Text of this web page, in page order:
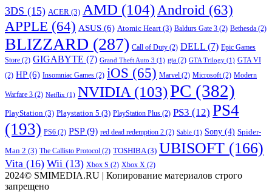
3DS (15) ACER (3) AMD (104) Android (63)
APPLE (64) ASUS (6) Atomic Heart (3) Baldurs Gate 3 (2) Bethesda (2)
BLIZZARD (287) Call of Duty (2) DELL (7) Epic Games
Store (2) GIGABYTE (7) Grand Theft Auto 3 (1) gta (2) GTA Trilogy (1) GTA VI
(2) HP(6) Insomniac Games (2) iOS (65) Marvel (2) Microsoft (2) Modern
Warfare 3 (2) Netflix (1) NVIDIA (103)PC (382)
PlayStation (3) Playstation 5 (3) PlayStation Plus (2) PS3 (12) PS4
(193) PS6 (2) PSP(9) red dead redemption 2 (2) Sable (1) Sony (4) Spider-
Man 2 (3) The Callisto Protocol (2) TOSHIBA (3) UBISOFT (166)
Vita (16) Wii (13) Xbox S (2) Xbox X (2)
2024© SMIMEDIA.RU | Копирование материалов строго
запрещено